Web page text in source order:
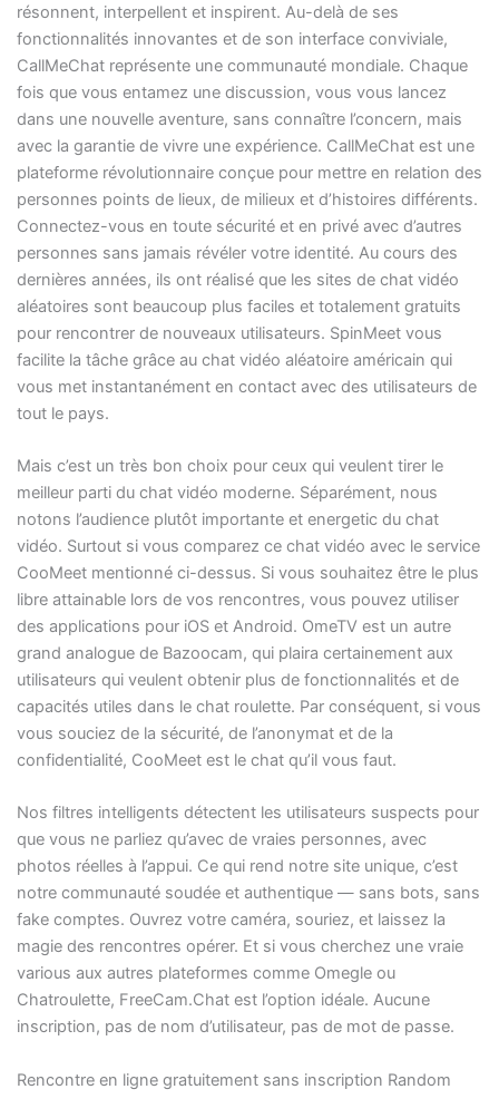
résonnent, interpellent et inspirent. Au-delà de ses
fonctionnalités innovantes et de son interface conviviale,
CallMeChat représente une communauté mondiale. Chaque
fois que vous entamez une discussion, vous vous lancez
dans une nouvelle aventure, sans connaître l’concern, mais
avec la garantie de vivre une expérience. CallMeChat est une
plateforme révolutionnaire conçue pour mettre en relation des
personnes points de lieux, de milieux et d’histoires différents.
Connectez-vous en toute sécurité et en privé avec d’autres
personnes sans jamais révéler votre identité. Au cours des
dernières années, ils ont réalisé que les sites de chat vidéo
aléatoires sont beaucoup plus faciles et totalement gratuits
pour rencontrer de nouveaux utilisateurs. SpinMeet vous
facilite la tâche grâce au chat vidéo aléatoire américain qui
vous met instantanément en contact avec des utilisateurs de
tout le pays.
Mais c’est un très bon choix pour ceux qui veulent tirer le
meilleur parti du chat vidéo moderne. Séparément, nous
notons l’audience plutôt importante et energetic du chat
vidéo. Surtout si vous comparez ce chat vidéo avec le service
CooMeet mentionné ci-dessus. Si vous souhaitez être le plus
libre attainable lors de vos rencontres, vous pouvez utiliser
des applications pour iOS et Android. OmeTV est un autre
grand analogue de Bazoocam, qui plaira certainement aux
utilisateurs qui veulent obtenir plus de fonctionnalités et de
capacités utiles dans le chat roulette. Par conséquent, si vous
vous souciez de la sécurité, de l’anonymat et de la
confidentialité, CooMeet est le chat qu’il vous faut.
Nos filtres intelligents détectent les utilisateurs suspects pour
que vous ne parliez qu’avec de vraies personnes, avec
photos réelles à l’appui. Ce qui rend notre site unique, c’est
notre communauté soudée et authentique — sans bots, sans
fake comptes. Ouvrez votre caméra, souriez, et laissez la
magie des rencontres opérer. Et si vous cherchez une vraie
various aux autres plateformes comme Omegle ou
Chatroulette, FreeCam.Chat est l’option idéale. Aucune
inscription, pas de nom d’utilisateur, pas de mot de passe.
Rencontre en ligne gratuitement sans inscription Random